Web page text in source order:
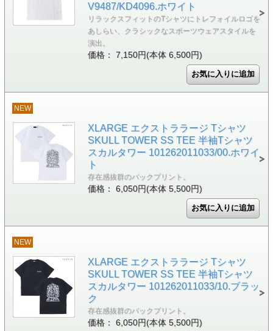
V9487/KD4096.ホワイト
リラックスフィットのTシャツにトレフォイルロゴを
あしらい、クラシックなスポーツウェアスタイルを
演出。
価格： 7,150円(本体 6,500円)
NEW
XLARGE エクストララージ Tシャツ
SKULL TOWER SS TEE 半袖Tシャツ
スカルタワー 101262011033/00.ホワイ
ト
存在感抜群のバックプリント。
価格： 6,050円(本体 5,500円)
NEW
XLARGE エクストララージ Tシャツ
SKULL TOWER SS TEE 半袖Tシャツ
スカルタワー 101262011033/10.ブラッ
ク
存在感抜群のバックプリント。
価格： 6,050円(本体 5,500円)